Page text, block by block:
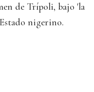
de Trípoli, bajo 'la
nigerino.